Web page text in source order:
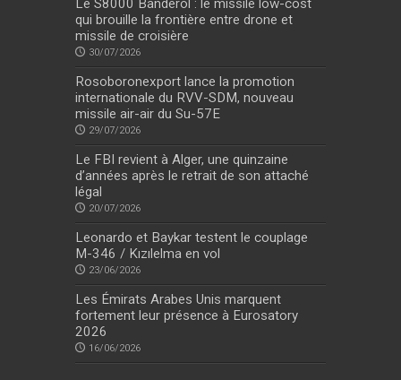
Le S8000 Banderol : le missile low-cost
qui brouille la frontière entre drone et
missile de croisière
30/07/2026
Rosoboronexport lance la promotion
internationale du RVV-SDM, nouveau
missile air-air du Su-57E
29/07/2026
Le FBI revient à Alger, une quinzaine
d’années après le retrait de son attaché
légal
20/07/2026
Leonardo et Baykar testent le couplage
M-346 / Kızılelma en vol
23/06/2026
Les Émirats Arabes Unis marquent
fortement leur présence à Eurosatory
2026
16/06/2026